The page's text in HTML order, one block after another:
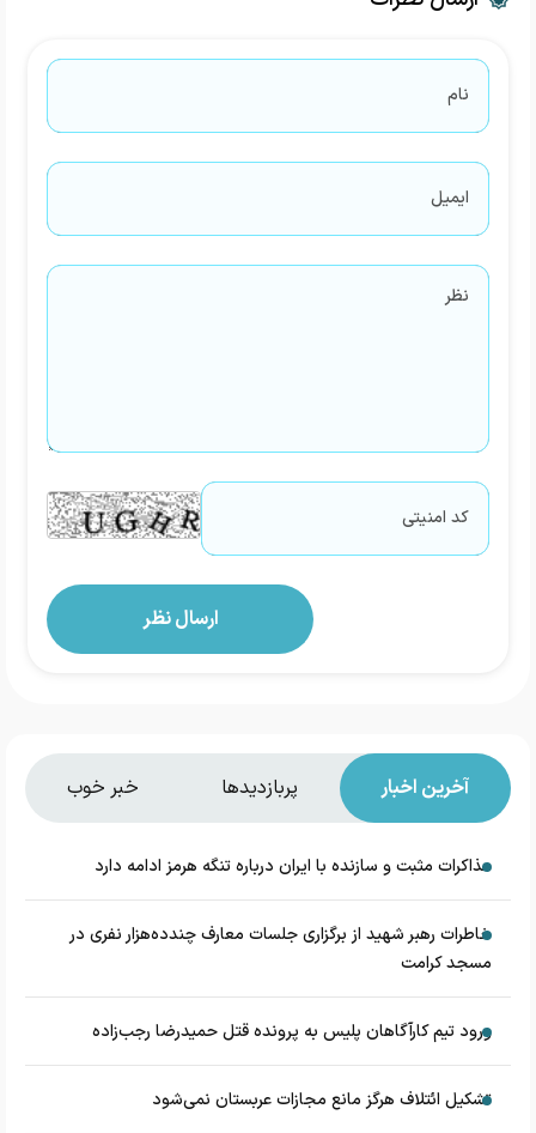
آخرین اخبار پربازدیدها خبر خوب
مذاکرات مثبت و سازنده با ایران درباره تنگه هرمز ادامه دارد
خاطرات رهبر شهید از برگزاری جلسات معارف چندده‌هزار نفری در
مسجد کرامت
ورود تیم کارآگاهان پلیس به پرونده قتل حمیدرضا رجب‌زاده
تشکیل ائتلاف هرگز مانع مجازات عربستان نمی‌شود